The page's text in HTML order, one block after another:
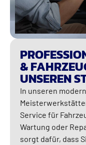
&
UNSEREN
In unseren
Service für
Wartung oder
sorgt dafür, dass